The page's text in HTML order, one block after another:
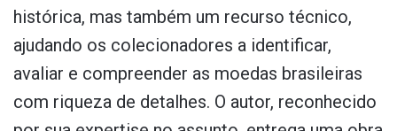
histórica, mas também um recurso técnico,
ajudando os colecionadores a identificar,
avaliar e compreender as moedas brasileiras
com riqueza de detalhes. O autor, reconhecido